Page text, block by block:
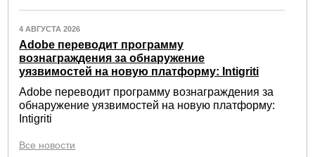
4 АВГУСТА 2026
Adobe переводит программу
вознаграждения за обнаружение
уязвимостей на новую платформу: Intigriti
Adobe переводит программу вознаграждения за
обнаружение уязвимостей на новую платформу:
Intigriti
Все новости